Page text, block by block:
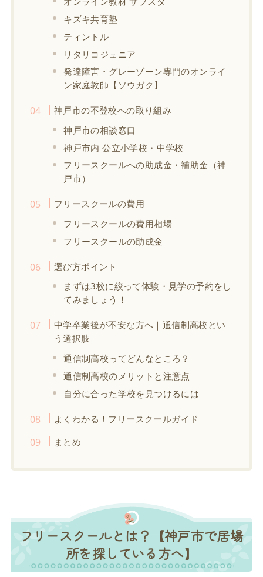
キズキ共育塾
ティントル
リタリコジュニア
発達障害・グレーゾーン専門のオンライ
ン家庭教師【ソウガク】
神戸市の不登校への取り組み
神戸市の相談窓口
神戸市内 公立小学校・中学校
フリースクールへの助成金・補助金（神
戸市）
フリースクールの費用
フリースクールの費用相場
フリースクールの助成金
選び方ポイント
まずは3校に絞って体験・見学の予約をし
てみましょう！
中学卒業後が不安な方へ｜通信制高校とい
う選択肢
通信制高校ってどんなところ？
通信制高校のメリットと注意点
自分に合った学校を見つけるには
よくわかる！フリースクールガイド
まとめ
フリースクールとは？【神戸市で居場
所を探している方へ】